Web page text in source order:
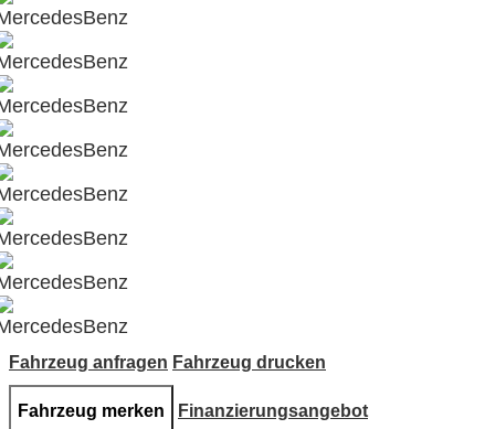
Fahrzeug anfragen Fahrzeug drucken
Fahrzeug merken Finanzierungsangebot